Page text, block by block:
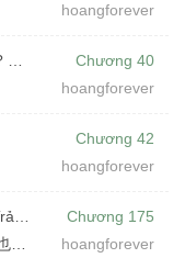
hoangforever
Chương 40
hoangforever
Chương 42
hoangforever
Chương 175
hoangforever